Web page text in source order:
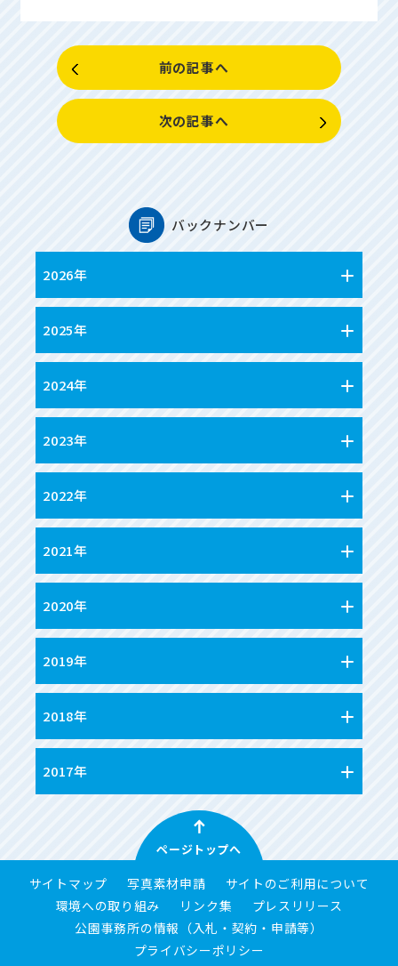
前の記事へ
次の記事へ
バックナンバー
2026年
2025年
2024年
2023年
2022年
2021年
2020年
2019年
2018年
2017年
ページトップへ
サイトマップ 写真素材申請
サイトのご利用について
環境への取り組み
リンク集
プレスリリース
公園事務所の情報（入札・契約・申請等）
プライバシーポリシー